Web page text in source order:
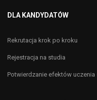
DLA KANDYDATÓW
Rekrutacja krok po kroku
Rejestracja na studia
Potwierdzanie efektów uczenia